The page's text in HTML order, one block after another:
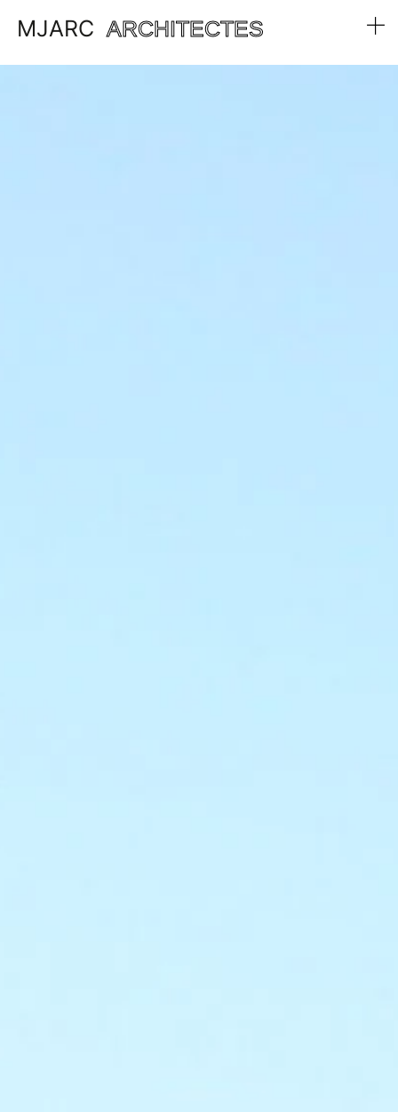
MJARC ARCHITECTES